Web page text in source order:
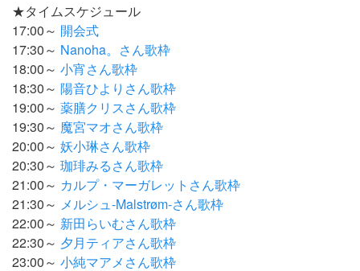
★タイムスケジュール
17:00～ 開会式
17:30～ Nanoha。さん歌枠
18:00～ 小宵さん歌枠
18:30～ 陽音ひよりさん歌枠
19:00～ 薬膳クリスさん歌枠
19:30～ 魔宮マオさん歌枠
20:00～ 妖小琳さん歌枠
20:30～ 珈琲みるさん歌枠
21:00～ カルプ・マーガレットさん歌枠
21:30～ メルシュ-Malstrøm-さん歌枠
22:00～ 新田らいむさん歌枠
22:30～ 夕月ティアさん歌枠
23:00～ 小純マアメさん歌枠